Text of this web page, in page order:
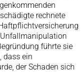
rechnete
führte sie
dass ein
der Schaden sich